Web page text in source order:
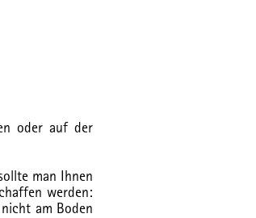
oder auf der
man Ihnen
werden:
am Boden